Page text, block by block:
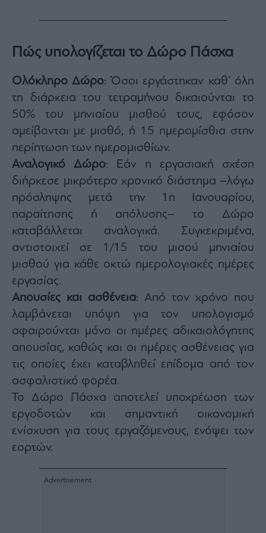
Mononews100
Εγγραφείτε
στο
Newsletter
του
mononews.gr
submitting
your
email,
you
to
our
Terms
and
Privacy
Notice.
You
can
opt
out
at
time.
site
protected
by
reCAPTCHA
and
the
Google
Policy
and
Πώς υπολογίζεται το Δώρο Πάσχα
Ολόκληρο Δώρο: Όσοι εργάστηκαν καθ’ όλη
τη διάρκεια του τετραμήνου δικαιούνται το
50% του μηνιαίου μισθού τους, εφόσον
αμείβονται με μισθό, ή 15 ημερομίσθια στην
περίπτωση των ημερομισθίων.
Αναλογικό Δώρο: Εάν η εργασιακή σχέση
διήρκεσε μικρότερο χρονικό διάστημα –λόγω
πρόσληψης μετά την 1η Ιανουαρίου,
παραίτησης ή απόλυσης– το Δώρο
καταβάλλεται αναλογικά. Συγκεκριμένα,
αντιστοιχεί σε 1/15 του μισού μηνιαίου
μισθού για κάθε οκτώ ημερολογιακές ημέρες
εργασίας.
Απουσίες και ασθένεια: Από τον χρόνο που
λαμβάνεται υπόψη για τον υπολογισμό
αφαιρούνται μόνο οι ημέρες αδικαιολόγητης
απουσίας, καθώς και οι ημέρες ασθένειας για
τις οποίες έχει καταβληθεί επίδομα από τον
ασφαλιστικό φορέα.
Το Δώρο Πάσχα αποτελεί υποχρέωση των
εργοδοτών και σημαντική οικονομική
ενίσχυση για τους εργαζόμενους, ενόψει των
εορτών.